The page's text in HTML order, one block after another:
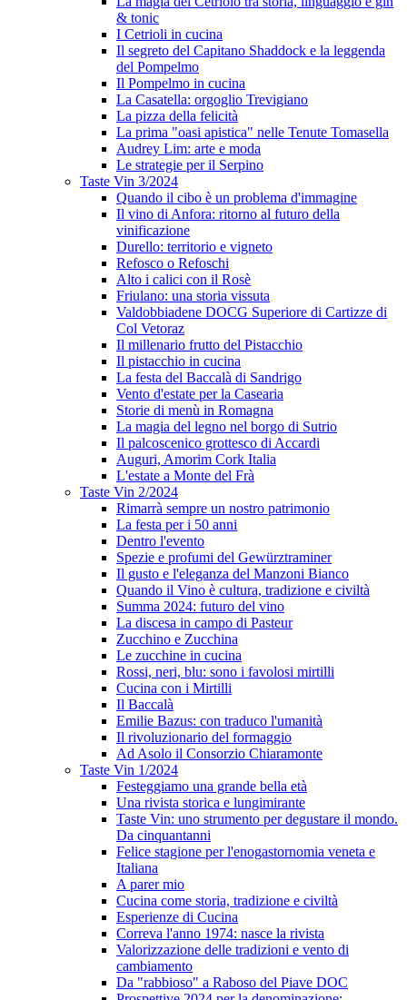
& tonic
I Cetrioli in cucina
Il segreto del Capitano Shaddock e la leggenda
del Pompelmo
Il Pompelmo in cucina
La Casatella: orgoglio Trevigiano
La pizza della felicità
La prima "oasi apistica" nelle Tenute Tomasella
Audrey Lim: arte e moda
Le strategie per il Serpino
Taste Vin 3/2024
Quando il cibo è un problema d'immagine
Il vino di Anfora: ritorno al futuro della
vinificazione
Durello: territorio e vigneto
Refosco o Refoschi
Alto i calici con il Rosè
Friulano: una storia vissuta
Valdobbiadene DOCG Superiore di Cartizze di
Col Vetoraz
Il millenario frutto del Pistacchio
Il pistacchio in cucina
La festa del Baccalà di Sandrigo
Vento d'estate per la Casearia
Storie di menù in Romagna
La magia del legno nel borgo di Sutrio
Il palcoscenico grottesco di Accardi
Auguri, Amorim Cork Italia
L'estate a Monte del Frà
Taste Vin 2/2024
Rimarrà sempre un nostro patrimonio
La festa per i 50 anni
Dentro l'evento
Spezie e profumi del Gewürztraminer
Il gusto e l'eleganza del Manzoni Bianco
Quando il Vino è cultura, tradizione e civiltà
Summa 2024: futuro del vino
La discesa in campo di Pasteur
Zucchino e Zucchina
Le zucchine in cucina
Rossi, neri, blu: sono i favolosi mirtilli
Cucina con i Mirtilli
Il Baccalà
Emilie Bazus: con traduco l'umanità
Il rivoluzionario del formaggio
Ad Asolo il Consorzio Chiaramonte
Taste Vin 1/2024
Festeggiamo una grande bella età
Una rivista storica e lungimirante
Taste Vin: uno strumento per degustare il mondo.
Da cinquantanni
Felice stagione per l'enogastornomia veneta e
Italiana
A parer mio
Cucina come storia, tradizione e civiltà
Esperienze di Cucina
Correva l'anno 1974: nasce la rivista
Valorizzazione delle tradizioni e vento di
cambiamento
Da "rabbioso" a Raboso del Piave DOC